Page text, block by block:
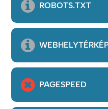
ROBOTS.TXT
PAGESPEED